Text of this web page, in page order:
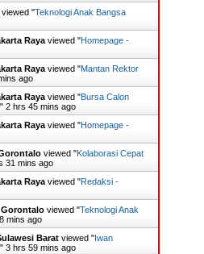
viewed "Teknologi Anak Bangsa
Rayaviewed "Homepage -
Rayaviewed "Mantan Rektor
ago
Rayaviewed "Bursa Calon
" 2 hrs 45 mins ago
Rayaviewed "Homepage -
viewed "Kolaborasi Cepat
31 mins ago
Rayaviewed "Redaksi -
viewed "Teknologi Anak
mins ago
Barat viewed " Iwan
" 3 hrs 59 mins ago